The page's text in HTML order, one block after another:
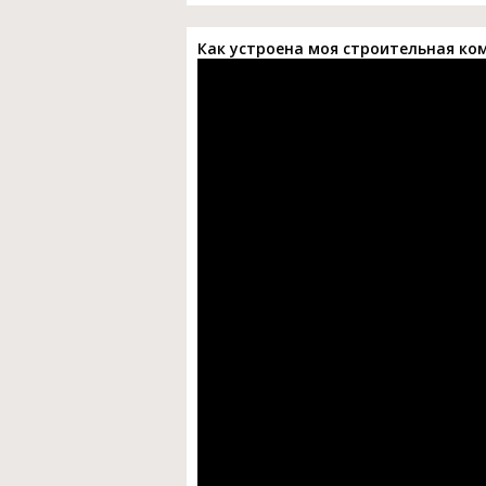
Как устроена моя строительная